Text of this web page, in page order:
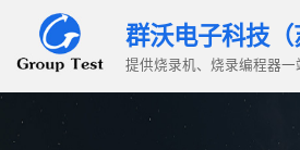
群沃电子科技
提供烧录机、烧录编程器一